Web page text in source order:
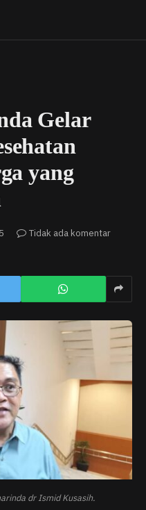
Gelar
yang
Tidak ada komentar
dr Ismid Kusasih.